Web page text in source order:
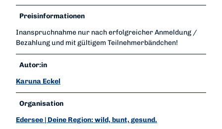
Preisinformationen
Inanspruchnahme nur nach erfolgreicher Anmeldung /
Bezahlung und mit gültigem Teilnehmerbändchen!
Autor:in
Karuna Eckel
Organisation
Edersee | Deine Region: wild, bunt, gesund.